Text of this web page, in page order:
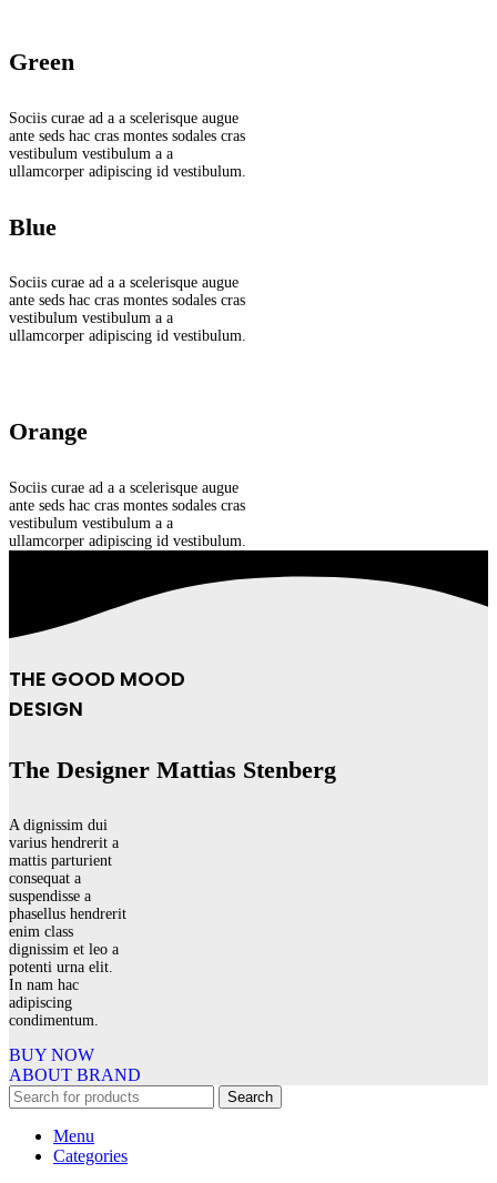
Green
Sociis curae ad a a scelerisque augue
ante seds hac cras montes sodales cras
vestibulum vestibulum a a
ullamcorper adipiscing id vestibulum.
Blue
Sociis curae ad a a scelerisque augue
ante seds hac cras montes sodales cras
vestibulum vestibulum a a
ullamcorper adipiscing id vestibulum.
Orange
Sociis curae ad a a scelerisque augue
ante seds hac cras montes sodales cras
vestibulum vestibulum a a
ullamcorper adipiscing id vestibulum.
THE GOOD MOOD
DESIGN
The Designer Mattias Stenberg
A dignissim dui
varius hendrerit a
mattis parturient
consequat a
suspendisse a
phasellus hendrerit
enim class
dignissim et leo a
potenti urna elit.
In nam hac
adipiscing
condimentum.
BUY NOW
ABOUT BRAND
Search
Menu
Categories